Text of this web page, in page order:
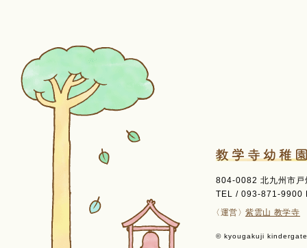
804-0082 北九州市
TEL / 093-871-9900
〈運営〉紫雲山 教学寺
© kyougakuji